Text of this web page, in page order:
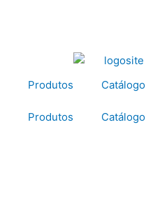
Produtos Catálogo
Produtos Catálogo